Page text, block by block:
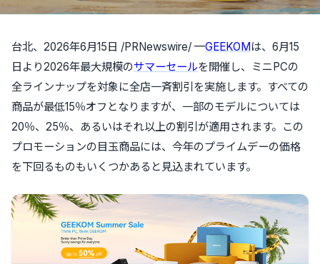
台北、2026年6月15日 /PRNewswire/ —GEEKOMは、6月15
日より2026年最大規模のサマーセールを開催し、ミニPCの
全ラインナップを対象に全店一斉割引を実施します。すべての
商品が最低15％オフとなりますが、一部のモデルについては
20％、25％、あるいはそれ以上の割引が適用されます。この
プロモーションの目玉商品には、今年のプライムデーの価格
を下回るものもいくつかあると見込まれています。